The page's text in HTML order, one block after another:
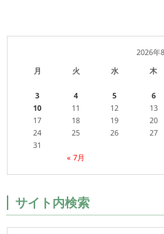
2026年
月
火 水 木
« 7月
3
4 5 6
10
11 12 13
17
18 19 20
24
25 26 27
31
サイト内検索